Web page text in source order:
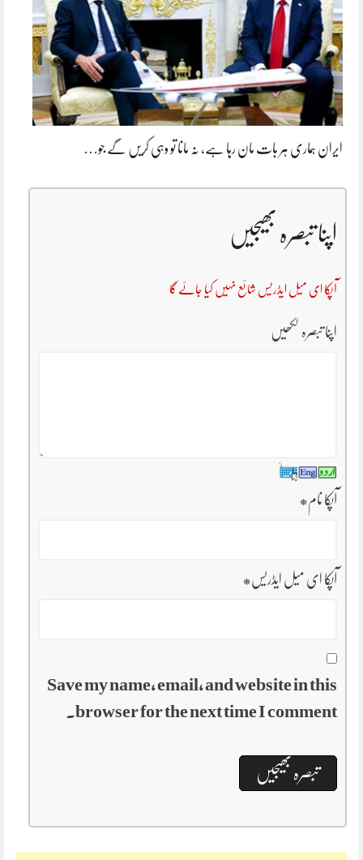
ایران ہماری ہر بات مان رہا ہے، نہ مانا تو وہی کریں گے جو…
اپنا تبصرہ بھیجیں
آپکا ای میل ایڈریس شائع نہیں کیا جائے گا
اپنا تبصرہ لکھیں
آپکا نام*
آپکا ای میل ایڈریس*
Save my name, email, and website in this
browser for the next time I comment.